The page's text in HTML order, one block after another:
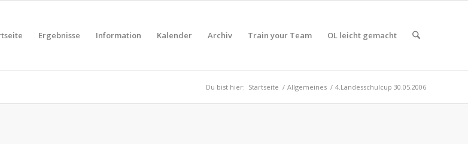
Ergebnisse Information Kalender Archiv Train your Team OL leicht gemacht
Du bist hier: Startseite / Allgemeines / 4.Landesschulcup 30.05.2006